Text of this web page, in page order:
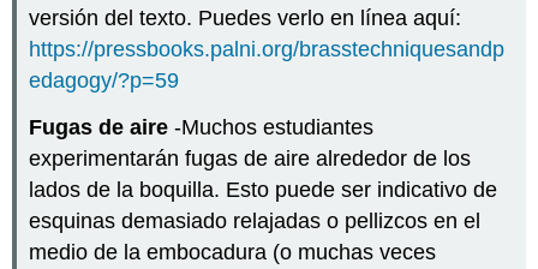
versión del texto. Puedes verlo en línea aquí:
https://pressbooks.palni.org/brasstechniquesandp
edagogy/?p=59
Fugas de aire -Muchos estudiantes
experimentarán fugas de aire alrededor de los
lados de la boquilla. Esto puede ser indicativo de
esquinas demasiado relajadas o pellizcos en el
medio de la embocadura (o muchas veces